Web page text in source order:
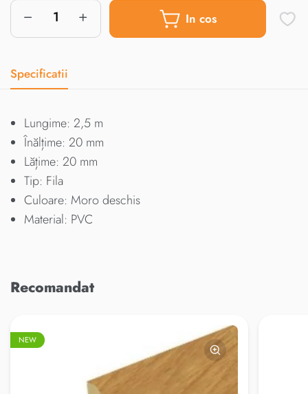
In cos
Specificatii
Lungime: 2,5 m
Înălțime: 20 mm
Lățime: 20 mm
Tip: Fila
Culoare: Moro deschis
Material: PVC
Recomandat
NEW